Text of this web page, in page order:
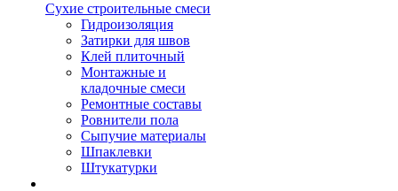
Сухие строительные смеси
Гидроизоляция
Затирки для швов
Клей плиточный
Монтажные и
кладочные смеси
Ремонтные составы
Ровнители пола
Сыпучие материалы
Шпаклевки
Штукатурки